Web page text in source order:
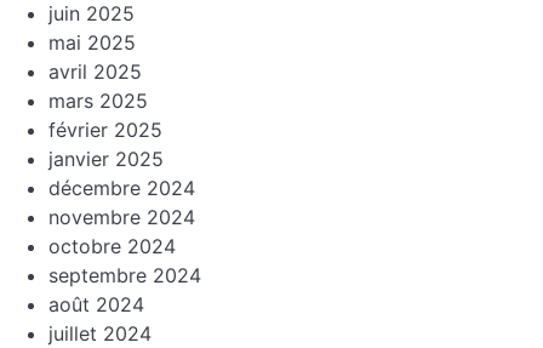
juin 2025
mai 2025
avril 2025
mars 2025
février 2025
janvier 2025
décembre 2024
novembre 2024
octobre 2024
septembre 2024
août 2024
juillet 2024